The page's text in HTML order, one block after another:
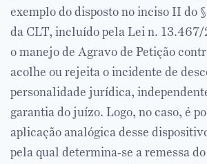
exemplo do disposto no inciso II do
da CLT, incluído pela Lei n. 13.467/
o manejo de Agravo de Petição
acolhe ou rejeita o incidente de
personalidade jurídica,
garantia do juízo. Logo, no caso, é
aplicação analógica desse
pela qual determina-se a remessa